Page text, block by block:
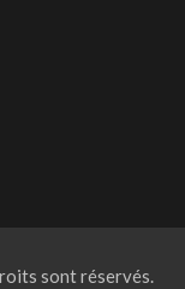
sont réservés.